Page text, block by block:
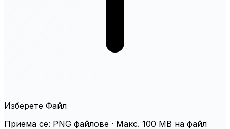
Изберете Файл
Приема се: PNG файлове · Макс. 100 MB на файл